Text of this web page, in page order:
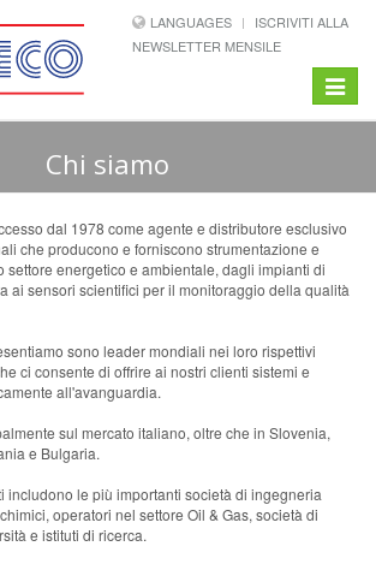
LANGUAGES
ISCRIVITI ALLA
NEWSLETTER MENSILE
Toggle
Chi siamo
dal 1978 come agente e distributore esclusivo
che producono e forniscono strumentazione e
settore energetico e ambientale, dagli impianti di
ai sensori scientifici per il monitoraggio della qualità
sono leader mondiali nei loro rispettivi
ci consente di offrire ai nostri clienti sistemi e
all'avanguardia.
sul mercato italiano, oltre che in Slovenia,
e Bulgaria.
includono le più importanti società di ingegneria
operatori nel settore Oil & Gas, società di
e istituti di ricerca.